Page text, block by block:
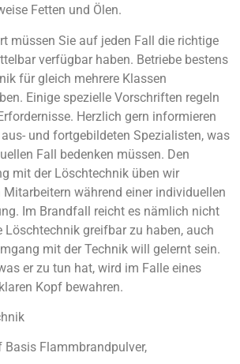
Fetten und Ölen.
müssen Sie auf jeden Fall die richtige
verfügbar haben. Betriebe bestens
für gleich mehrere Klassen
Einige spezielle Vorschriften regeln
Herzlich gern informieren
und fortgebildeten Spezialisten, was
Fall bedenken müssen. Den
mit der Löschtechnik üben wir
während einer individuellen
Im Brandfall reicht es nämlich nicht
Löschtechnik greifbar zu haben, auch
mit der Technik will gelernt sein.
er zu tun hat, wird im Falle eines
Kopf bewahren.
Basis Flammbrandpulver,